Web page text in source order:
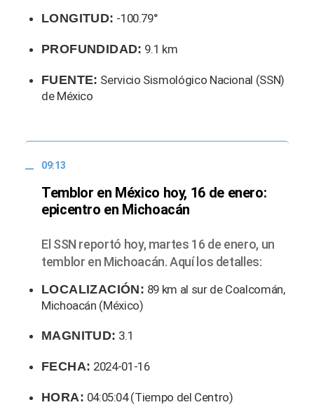
LONGITUD: -100.79°
PROFUNDIDAD: 9.1 km
FUENTE: Servicio Sismológico Nacional (SSN)
de México
09:13
Temblor en México hoy, 16 de enero:
epicentro en Michoacán
El SSN reportó hoy, martes 16 de enero, un
temblor en Michoacán. Aquí los detalles:
LOCALIZACIÓN: 89 km al sur de Coalcomán,
Michoacán (México)
MAGNITUD: 3.1
FECHA: 2024-01-16
HORA: 04:05:04 (Tiempo del Centro)